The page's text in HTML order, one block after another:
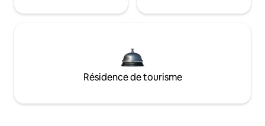
Résidence de tourisme